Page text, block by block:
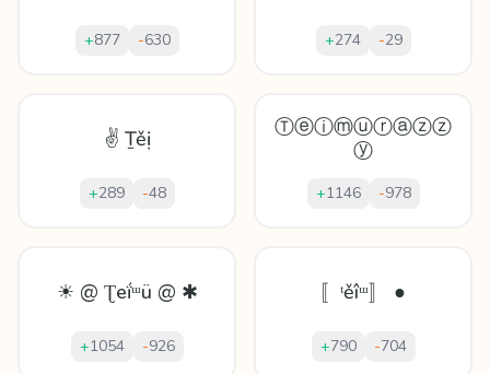
+877 -630 +274 -29
✌ Ṯěị
+289 -48
Ⓣⓔⓘⓜⓤⓡⓐⓩⓩ
ⓨ
+1146 -978
☀ @ Ʈеḯᵚü @ ✱
+1054 -926
〚ᵗěîᵚ〛 ●
+790 -704